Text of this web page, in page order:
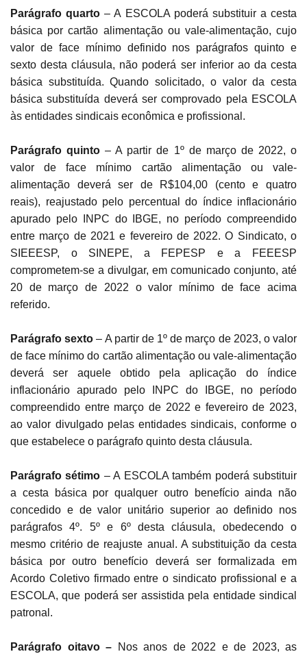
Parágrafo quarto – A ESCOLA poderá substituir a cesta
básica por cartão alimentação ou vale-alimentação, cujo
valor de face mínimo definido nos parágrafos quinto e
sexto desta cláusula, não poderá ser inferior ao da cesta
básica substituída. Quando solicitado, o valor da cesta
básica substituída deverá ser comprovado pela ESCOLA
às entidades sindicais econômica e profissional.
Parágrafo quinto – A partir de 1º de março de 2022, o
valor de face mínimo cartão alimentação ou vale-
alimentação deverá ser de R$104,00 (cento e quatro
reais), reajustado pelo percentual do índice inflacionário
apurado pelo INPC do IBGE, no período compreendido
entre março de 2021 e fevereiro de 2022. O Sindicato, o
SIEEESP, o SINEPE, a FEPESP e a FEEESP
comprometem-se a divulgar, em comunicado conjunto, até
20 de março de 2022 o valor mínimo de face acima
referido.
Parágrafo sexto – A partir de 1º de março de 2023, o valor
de face mínimo do cartão alimentação ou vale-alimentação
deverá ser aquele obtido pela aplicação do índice
inflacionário apurado pelo INPC do IBGE, no período
compreendido entre março de 2022 e fevereiro de 2023,
ao valor divulgado pelas entidades sindicais, conforme o
que estabelece o parágrafo quinto desta cláusula.
Parágrafo sétimo – A ESCOLA também poderá substituir
a cesta básica por qualquer outro benefício ainda não
concedido e de valor unitário superior ao definido nos
parágrafos 4º. 5º e 6º desta cláusula, obedecendo o
mesmo critério de reajuste anual. A substituição da cesta
básica por outro benefício deverá ser formalizada em
Acordo Coletivo firmado entre o sindicato profissional e a
ESCOLA, que poderá ser assistida pela entidade sindical
patronal.
Parágrafo oitavo –
Nos anos de 2022 e de 2023, as